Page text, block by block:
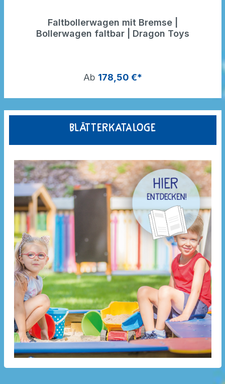
Faltbollerwagen mit Bremse |
Bollerwagen faltbar | Dragon Toys
Ab 178,50 €*
Blätterkataloge